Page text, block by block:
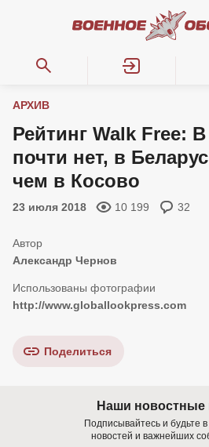
АРХИВ
Рейтинг Walk Free:
почти нет, в
чем в Косово
23 июля 2018 10 199 32
Александр Чернов
http://www.globallookpress.com
Поделиться
Наши новостные
Подписывайтесь и будьте
новостей и важнейших